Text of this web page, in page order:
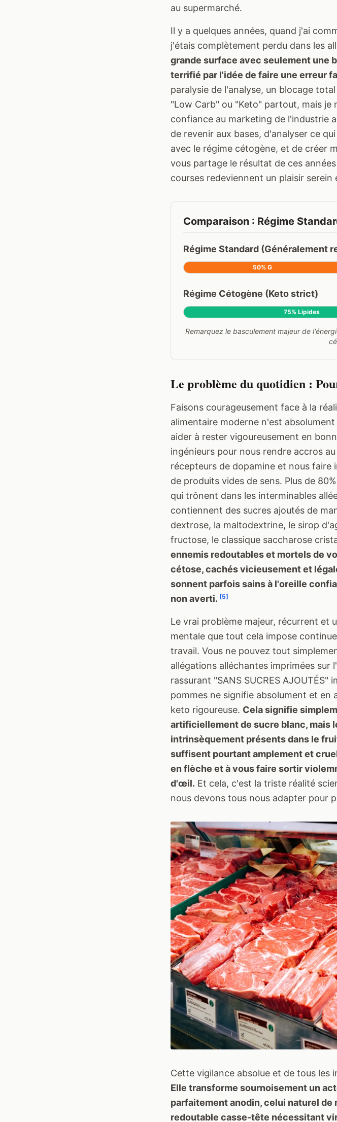
au supermarché.
Il y a quelques années, quand j'ai
j'étais complètement perdu dans les
grande surface avec seulement une
terrifié par l'idée de faire une erreur
paralysie de l'analyse, un blocage
"Low Carb" ou "Keto" partout, mais je
confiance au marketing de l'industrie
de revenir aux bases, d'analyser ce
avec le régime cétogène, et de créer
vous partage le résultat de ces
courses redeviennent un plaisir
Comparaison : Régime
Régime Standard (Généralement
50% G
Régime Cétogène (Keto strict)
75% Lipides
Remarquez le basculement majeur de
Le problème du quotidien :
Faisons courageusement face à la
alimentaire moderne n'est
aider à rester vigoureusement en
ingénieurs pour nous rendre accros
récepteurs de dopamine et nous faire
de produits vides de sens. Plus de
qui trônent dans les interminables
contiennent des sucres ajoutés de
dextrose, la maltodextrine, le sirop
fructose, le classique saccharose
ennemis redoutables et mortels de
cétose, cachés vicieusement et
sonnent parfois sains à l'oreille
non averti. [5]
Le vrai problème majeur, récurrent et
mentale que tout cela impose
travail. Vous ne pouvez tout
allégations alléchantes imprimées sur
rassurant "SANS SUCRES
pommes ne signifie absolument et en
keto rigoureuse. Cela signifie
artificiellement de sucre blanc, mais
intrinsèquement présents dans le
suffisent pourtant amplement et
en flèche et à vous faire sortir
d'œil. Et cela, c'est la triste réalité
nous devons tous nous adapter pour
Cette vigilance absolue et de tous
Elle transforme sournoisement un
parfaitement anodin, celui naturel de
redoutable casse-tête nécessitant